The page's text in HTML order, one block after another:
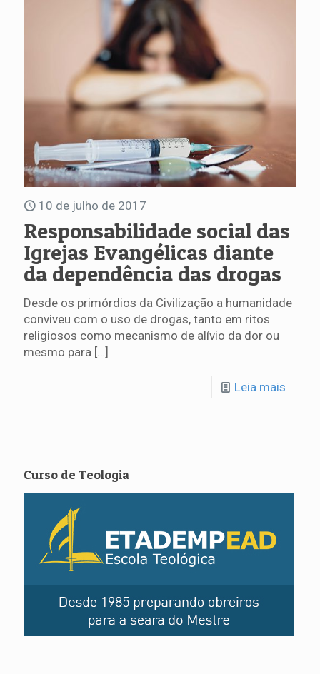
10 de julho de 2017
Responsabilidade social das
Igrejas Evangélicas diante
da dependência das drogas
Desde os primórdios da Civilização a humanidade
conviveu com o uso de drogas, tanto em ritos
religiosos como mecanismo de alívio da dor ou
mesmo para […]
Leia mais
Curso de Teologia